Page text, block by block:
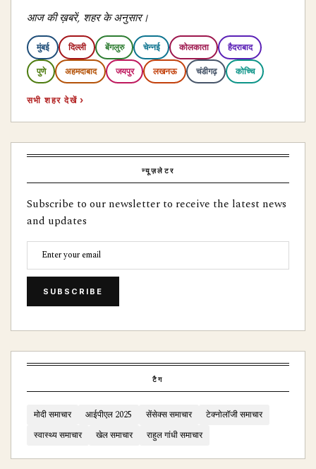
आज की ख़बरें, शहर के अनुसार।
मुंबई दिल्ली बेंगलुरु चेन्नई कोलकाता हैदराबाद
पुणे अहमदाबाद जयपुर लखनऊ चंडीगढ़ कोच्चि
सभी शहर देखें ›
न्यूज़लेटर
Subscribe to our newsletter to receive the latest news
and updates
SUBSCRIBE
टैग
मोदी समाचार आईपीएल 2025 सेंसेक्स समाचार
टेक्नोलॉजी समाचार
स्वास्थ्य समाचार
खेल समाचार राहुल गांधी समाचार